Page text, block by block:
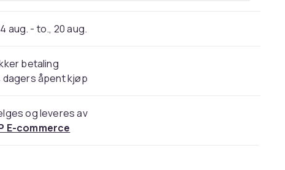
aug. - to., 20 aug.
betaling
dagers åpent kjøp
og leveres av
E-commerce